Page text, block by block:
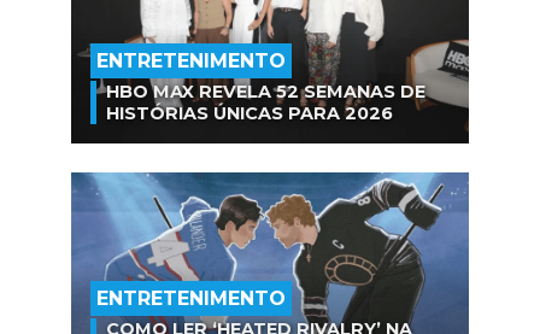
ENTRETENIMENTO
HBO MAX REVELA 52 SEMANAS DE
HISTÓRIAS ÚNICAS PARA 2026
ENTRETENIMENTO
COMO LER ‘HEATED RIVALRY’ NA